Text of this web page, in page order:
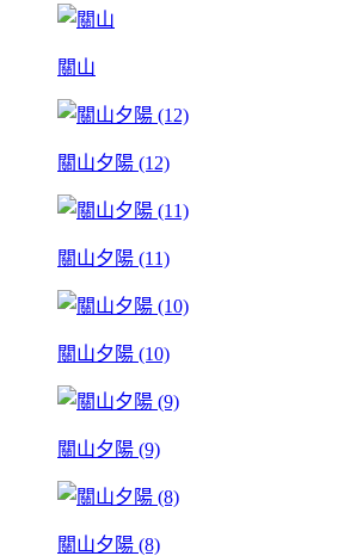
關山
關山夕陽 (12)
關山夕陽 (11)
關山夕陽 (10)
關山夕陽 (9)
關山夕陽 (8)